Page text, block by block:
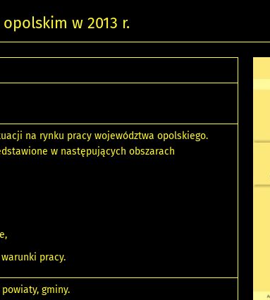
w 2013 r.
na rynku pracy województwa opolskiego.
w następujących obszarach
pracy.
gminy.